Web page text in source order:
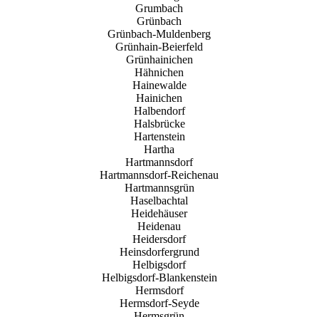
Grumbach
Grünbach
Grünbach-Muldenberg
Grünhain-Beierfeld
Grünhainichen
Hähnichen
Hainewalde
Hainichen
Halbendorf
Halsbrücke
Hartenstein
Hartha
Hartmannsdorf
Hartmannsdorf-Reichenau
Hartmannsgrün
Haselbachtal
Heidehäuser
Heidenau
Heidersdorf
Heinsdorfergrund
Helbigsdorf
Helbigsdorf-Blankenstein
Hermsdorf
Hermsdorf-Seyde